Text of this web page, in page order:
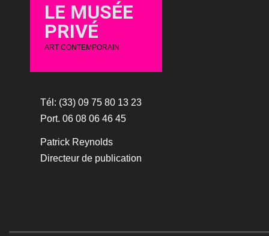
LE MUSÉE
PRIVÉ
ART CONTEMPORAIN
Tél: (33) 09 75 80 13 23
Port. 06 08 06 46 45
Patrick Reynolds
Directeur de publication